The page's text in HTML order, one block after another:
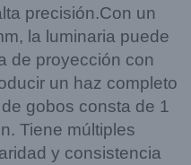
precisión.Con un
la luminaria puede
de proyección con
un haz completo
gobos consta de 1
Tiene múltiples
y consistencia